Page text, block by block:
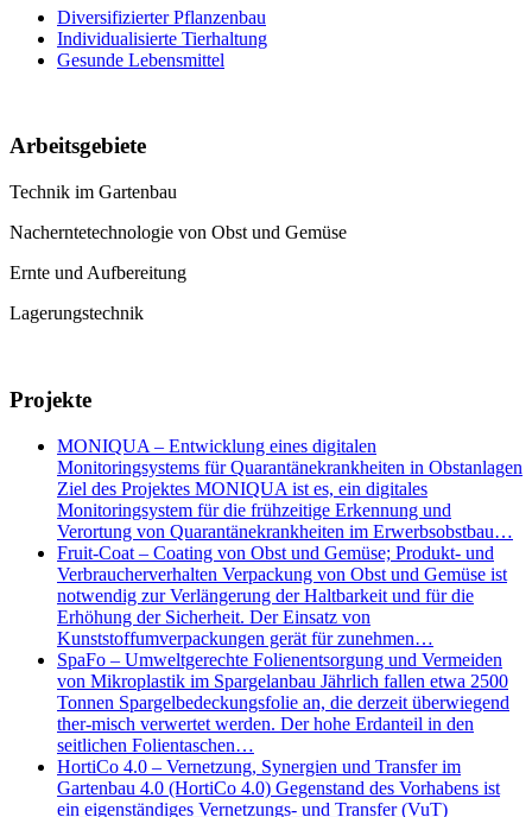
Diversifizierter Pflanzenbau
Individualisierte Tierhaltung
Gesunde Lebensmittel
Arbeitsgebiete
Technik im Gartenbau
Nacherntetechnologie von Obst und Gemüse
Ernte und Aufbereitung
Lagerungstechnik
Projekte
MONIQUA – Entwicklung eines digitalen
Monitoringsystems für Quarantänekrankheiten in Obstanlagen
Ziel des Projektes MONIQUA ist es, ein digitales
Monitoringsystem für die frühzeitige Erkennung und
Verortung von Quarantänekrankheiten im Erwerbsobstbau…
Fruit-Coat – Coating von Obst und Gemüse; Produkt- und
Verbraucherverhalten Verpackung von Obst und Gemüse ist
notwendig zur Verlängerung der Haltbarkeit und für die
Erhöhung der Sicherheit. Der Einsatz von
Kunststoffumverpackungen gerät für zunehmen…
SpaFo – Umweltgerechte Folienentsorgung und Vermeiden
von Mikroplastik im Spargelanbau Jährlich fallen etwa 2500
Tonnen Spargelbedeckungsfolie an, die derzeit überwiegend
ther-misch verwertet werden. Der hohe Erdanteil in den
seitlichen Folientaschen…
HortiCo 4.0 – Vernetzung, Synergien und Transfer im
Gartenbau 4.0 (HortiCo 4.0) Gegenstand des Vorhabens ist
ein eigenständiges Vernetzungs- und Transfer (VuT)